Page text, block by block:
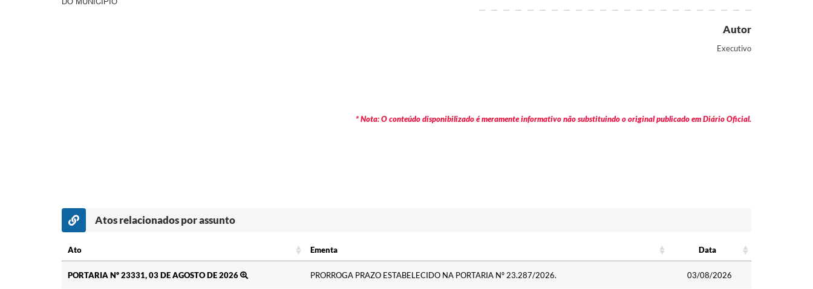
Autor
Executivo
* Nota: O conteúdo disponibilizado é meramente informativo não substituindo o original publicado em Diário Oficial.
Atos relacionados por assunto
Ato Ementa
Data
PORTARIA Nº 23331, 03 DE AGOSTO DE 2026
PRORROGA PRAZO ESTABELECIDO NA PORTARIA Nº 23.287/2026. 03/08/2026